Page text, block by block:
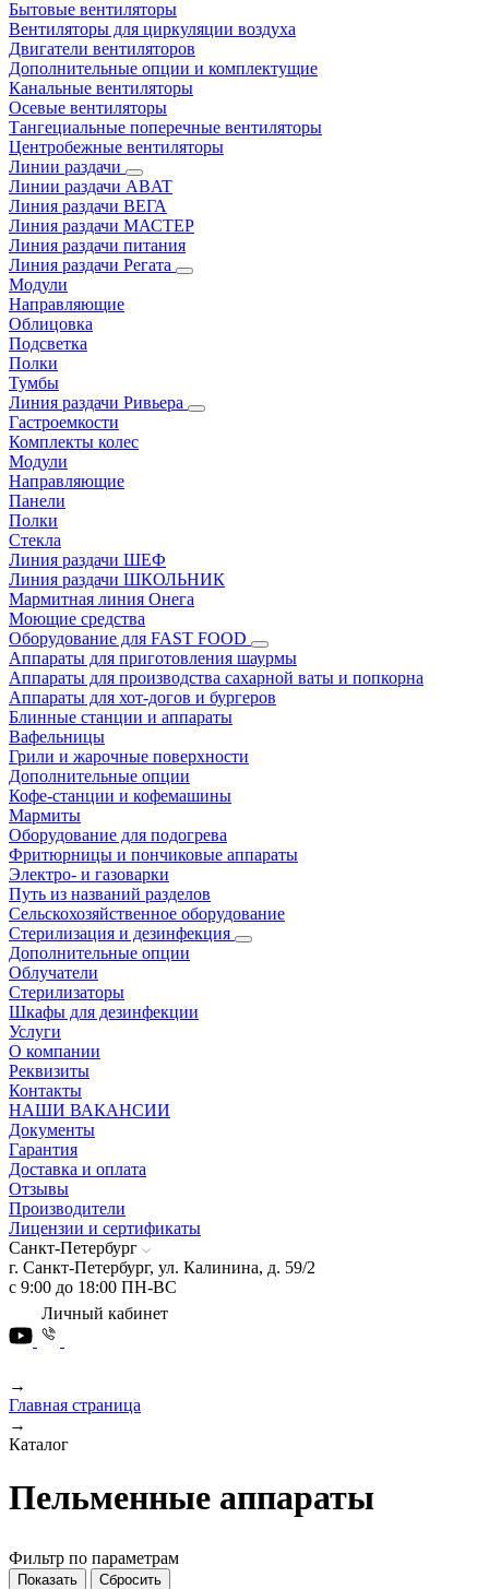
Бытовые вентиляторы
Вентиляторы для циркуляции воздуха
Двигатели вентиляторов
Дополнительные опции и комплектущие
Канальные вентиляторы
Осевые вентиляторы
Тангециальные поперечные вентиляторы
Центробежные вентиляторы
Линии раздачи
Линии раздачи ABAT
Линия раздачи ВЕГА
Линия раздачи МАСТЕР
Линия раздачи питания
Линия раздачи Регата
Модули
Направляющие
Облицовка
Подсветка
Полки
Тумбы
Линия раздачи Ривьера
Гастроемкости
Комплекты колес
Модули
Направляющие
Панели
Полки
Стекла
Линия раздачи ШЕФ
Линия раздачи ШКОЛЬНИК
Мармитная линия Онега
Моющие средства
Оборудование для FAST FOOD
Аппараты для приготовления шаурмы
Аппараты для производства сахарной ваты и попкорна
Аппараты для хот-догов и бургеров
Блинные станции и аппараты
Вафельницы
Грили и жарочные поверхности
Дополнительные опции
Кофе-станции и кофемашины
Мармиты
Оборудование для подогрева
Фритюрницы и пончиковые аппараты
Электро- и газоварки
Путь из названий разделов
Сельскохозяйственное оборудование
Стерилизация и дезинфекция
Дополнительные опции
Облучатели
Стерилизаторы
Шкафы для дезинфекции
Услуги
О компании
Реквизиты
Контакты
НАШИ ВАКАНСИИ
Документы
Гарантия
Доставка и оплата
Отзывы
Производители
Лицензии и сертификаты
Санкт-Петербург
г. Санкт-Петербург, ул. Калинина, д. 59/2
с 9:00 до 18:00 ПН-ВС
Личный кабинет
→
Главная страница
→
Каталог
Пельменные аппараты
Фильтр по параметрам